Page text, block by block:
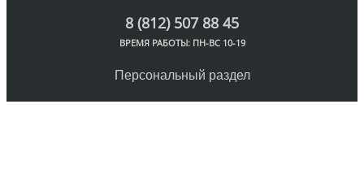
8 (812) 507 88 45
ВРЕМЯ РАБОТЫ: ПН-ВС 10-19
Персональный раздел